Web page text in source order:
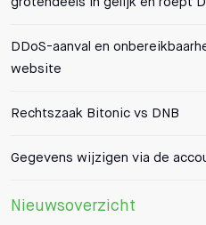
DDoS-aanval en
website
Rechtszaak Bitonic vs DNB
Gegevens wijzigen via de
Nieuwsoverzicht